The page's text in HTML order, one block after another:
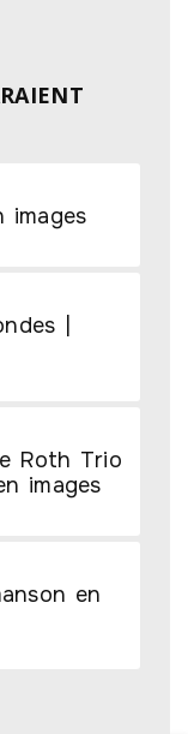
images
|
Roth Trio
images
en